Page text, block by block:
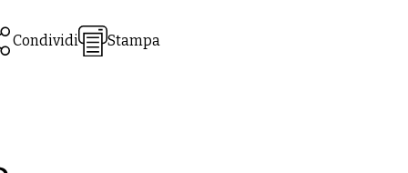
Condividi Stampa